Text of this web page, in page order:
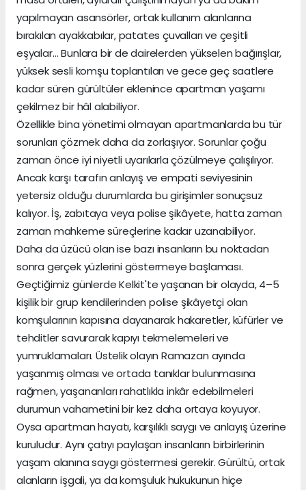
yapılmayan asansörler, ortak kullanım alanlarına
bırakılan ayakkabılar, patates çuvalları ve çeşitli
eşyalar… Bunlara bir de dairelerden yükselen bağırışlar,
yüksek sesli komşu toplantıları ve gece geç saatlere
kadar süren gürültüler eklenince apartman yaşamı
çekilmez bir hâl alabiliyor.
Özellikle bina yönetimi olmayan apartmanlarda bu tür
sorunları çözmek daha da zorlaşıyor. Sorunlar çoğu
zaman önce iyi niyetli uyarılarla çözülmeye çalışılıyor.
Ancak karşı tarafın anlayış ve empati seviyesinin
yetersiz olduğu durumlarda bu girişimler sonuçsuz
kalıyor. İş, zabıtaya veya polise şikâyete, hatta zaman
zaman mahkeme süreçlerine kadar uzanabiliyor.
Daha da üzücü olan ise bazı insanların bu noktadan
sonra gerçek yüzlerini göstermeye başlaması.
Geçtiğimiz günlerde Kelkit'te yaşanan bir olayda, 4–5
kişilik bir grup kendilerinden polise şikâyetçi olan
komşularının kapısına dayanarak hakaretler, küfürler ve
tehditler savurarak kapıyı tekmelemeleri ve
yumruklamaları. Üstelik olayın Ramazan ayında
yaşanmış olması ve ortada tanıklar bulunmasına
rağmen, yaşananları rahatlıkla inkâr edebilmeleri
durumun vahametini bir kez daha ortaya koyuyor.
Oysa apartman hayatı, karşılıklı saygı ve anlayış üzerine
kuruludur. Aynı çatıyı paylaşan insanların birbirlerinin
yaşam alanına saygı göstermesi gerekir. Gürültü, ortak
alanların işgali, ya da komşuluk hukukunun hiçe